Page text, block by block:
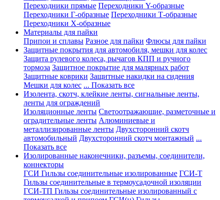
Переходники прямые Переходники Y-образные
Переходники Г-образные Переходники Т-образные
Переходники Х-образные
Материалы для пайки
Припои и сплавы Разное для пайки Флюсы для пайки
Защитные покрытия для автомобиля, мешки для колес
Защита рулевого колеса, рычагов КПП и ручного
тормоза Защитное покрытие для малярных работ
Защитные коврики Защитные накидки на сидения
Мешки для колес ... Показать все
Изолента, скотч, клейкие ленты, сигнальные ленты,
ленты для ограждений
Изоляционные ленты Светоотражающие, разметочные и
оградительные ленты Алюминиевые и
металлизированные ленты Двухсторонний скотч
автомобильный Двухсторонний скотч монтажный ...
Показать все
Изолированные наконечники, разъемы, соединители,
коннекторы
ГСИ Гильзы соединительные изолированные ГСИ-Т
Гильзы соединительные в термоусадочной изоляции
ГСИ-ТП Гильзы соединительные изолированный с